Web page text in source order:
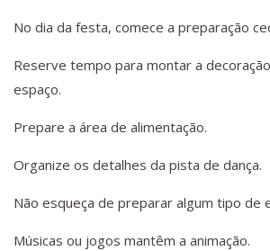
No dia da festa, comece a preparação
Reserve tempo para montar a
espaço.
Prepare a área de alimentação.
Organize os detalhes da pista de dança.
Não esqueça de preparar algum tipo de
Músicas ou jogos mantêm a animação.